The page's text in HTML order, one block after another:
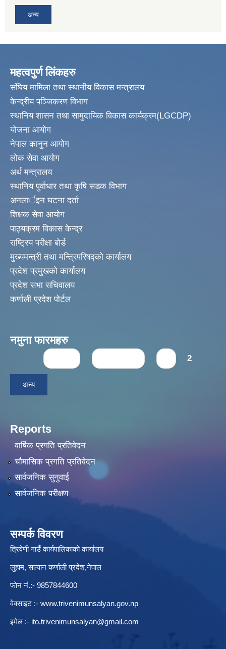
अन्य
महत्वपुर्ण लिंकहरु
संघिय मामिला तथा स्थानीय विकास मन्त्रालय
केन्द्रीय पञ्जिकरण विभाग
स्थानिय शासन तथा सामुदायिक विकास कार्यक्रम(LGCDP)
योजना आयोग
नेपाल कानुन आयोग
लोक सेवा आयोग
अर्थ मन्त्रालय
स्थानिय पुर्वाधार तथा कृषि सडक विभाग
अनलार्इन घटना दर्ता
शिक्षक सेवा आयोग
पाठ्यक्रम विकास केन्द्र
राष्ट्रिय परीक्षा बोर्ड
मुख्यमन्त्री तथा मन्त्रिपरिषद्को कार्यालय
प्रदेश प्रमुखको कार्यालय
प्रदेश सभा सचिवालय
कर्णाली प्रदेश पोर्टल
नमुना फारमहरु
Pages 2
अन्य
Reports
वार्षिक प्रगति प्रतिवेदन
चौमासिक प्रगति प्रतिवेदन
सार्वजनिक सुनुवाई
सार्वजनिक परीक्षण
सम्पर्क विवरण
त्रिवेणी गाउँ कार्यपालिकाकाे कार्यालय
लुहाम, सल्यान कर्णाली प्रदेश,नेपाल
फाेन नं.:- 9857844600
वेवसाइट :- www.trivenimunsalyan.gov.np
इमेल :- ito.trivenimunsalyan@gmail.com